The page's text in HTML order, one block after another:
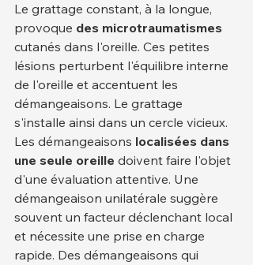
Le grattage constant, à la longue,
provoque des microtraumatismes
cutanés dans l'oreille. Ces petites
lésions perturbent l'équilibre interne
de l'oreille et accentuent les
démangeaisons. Le grattage
s'installe ainsi dans un cercle vicieux.
Les démangeaisons localisées dans
une seule oreille doivent faire l'objet
d'une évaluation attentive. Une
démangeaison unilatérale suggère
souvent un facteur déclenchant local
et nécessite une prise en charge
rapide. Des démangeaisons qui